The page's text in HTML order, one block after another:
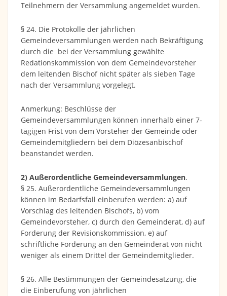
Teilnehmern der Versammlung angemeldet wurden.
§ 24. Die Protokolle der jährlichen
Gemeindeversammlungen werden nach Bekräftigung
durch die bei der Versammlung gewählte
Redationskommission von dem Gemeindevorsteher
dem leitenden Bischof nicht später als sieben Tage
nach der Versammlung vorgelegt.
Anmerkung: Beschlüsse der
Gemeindeversammlungen können innerhalb einer 7-
tägigen Frist von dem Vorsteher der Gemeinde oder
Gemeindemitgliedern bei dem Diözesanbischof
beanstandet werden.
2) Außerordentliche Gemeindeversammlungen.
§ 25. Außerordentliche Gemeindeversammlungen
können im Bedarfsfall einberufen werden: a) auf
Vorschlag des leitenden Bischofs, b) vom
Gemeindevorsteher, c) durch den Gemeinderat, d) auf
Forderung der Revisionskommission, e) auf
schriftliche Forderung an den Gemeinderat von nicht
weniger als einem Drittel der Gemeindemitglieder.
§ 26. Alle Bestimmungen der Gemeindesatzung, die
die Einberufung von jährlichen